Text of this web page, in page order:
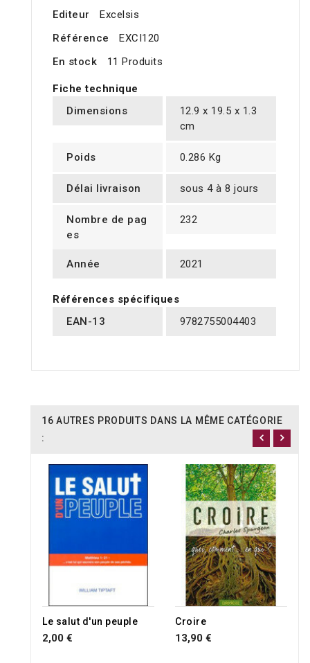
Editeur
Excelsis
Référence
EXCI120
En stock
11 Produits
Fiche technique
Dimensions
12.9 x 19.5 x 1.3
cm
Poids 0.286 Kg
Délai livraison sous 4 à 8 jours
Nombre de pag
es
232
Année 2021
Références spécifiques
EAN-13
9782755004403
16 AUTRES PRODUITS DANS LA MÊME CATÉGORIE
:
Le salut d'un peuple
2,00 €
RUPTURE DE STOCK
Croire
13,90 €